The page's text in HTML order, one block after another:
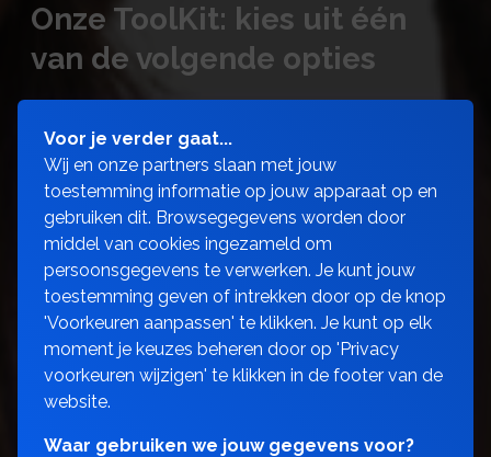
Onze ToolKit: kies uit één
van de volgende opties
Voor je verder gaat...
Wij en onze partners slaan met jouw
toestemming informatie op jouw apparaat op en
gebruiken dit. Browsegegevens worden door
middel van cookies ingezameld om
persoonsgegevens te verwerken. Je kunt jouw
toestemming geven of intrekken door op de knop
'Voorkeuren aanpassen' te klikken. Je kunt op elk
moment je keuzes beheren door op 'Privacy
voorkeuren wijzigen' te klikken in de footer van de
website.
Waar gebruiken we jouw gegevens voor?